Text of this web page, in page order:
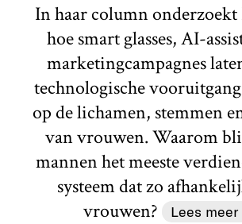
In haar column
hoe smart glasses, AI-
marketingcampagnes
technologische
op de lichamen, stemmen
van vrouwen. Waarom
mannen het meeste
systeem dat zo
vrouwen?
Lees meer